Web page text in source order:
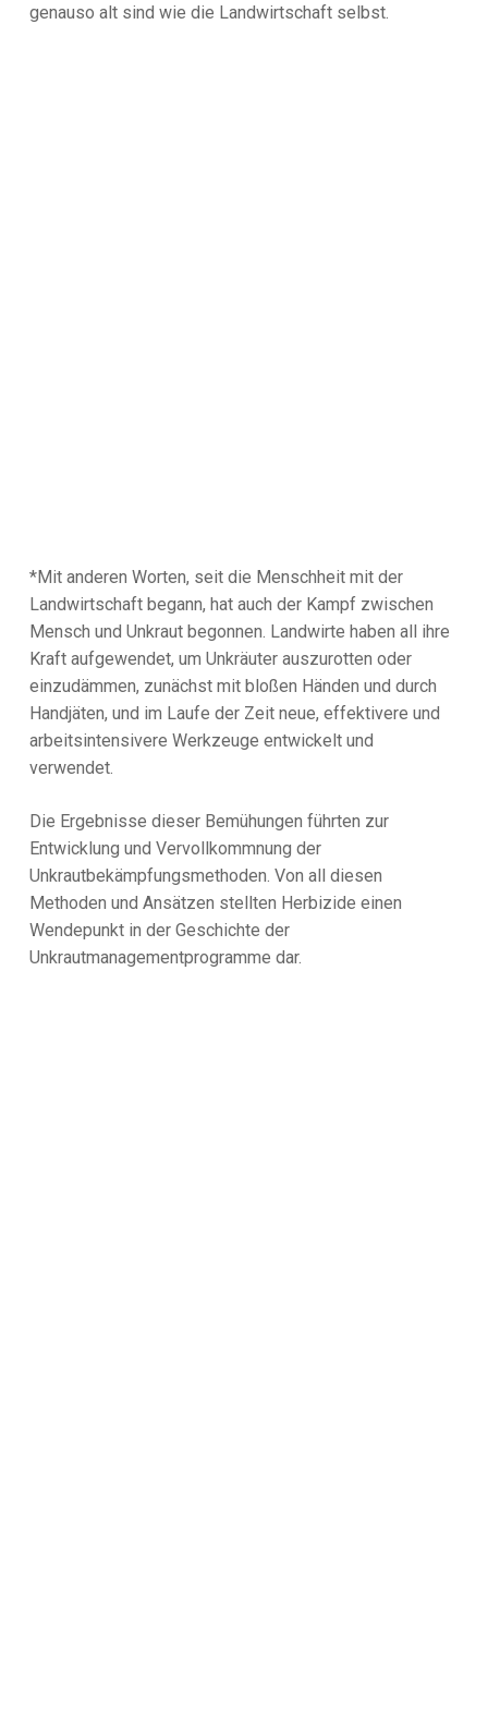
genauso alt sind wie die Landwirtschaft selbst.
*Mit anderen Worten, seit die Menschheit mit der
Landwirtschaft begann, hat auch der Kampf zwischen
Mensch und Unkraut begonnen. Landwirte haben all ihre
Kraft aufgewendet, um Unkräuter auszurotten oder
einzudämmen, zunächst mit bloßen Händen und durch
Handjäten, und im Laufe der Zeit neue, effektivere und
arbeitsintensivere Werkzeuge entwickelt und
verwendet.
Die Ergebnisse dieser Bemühungen führten zur
Entwicklung und Vervollkommnung der
Unkrautbekämpfungsmethoden. Von all diesen
Methoden und Ansätzen stellten Herbizide einen
Wendepunkt in der Geschichte der
Unkrautmanagementprogramme dar.